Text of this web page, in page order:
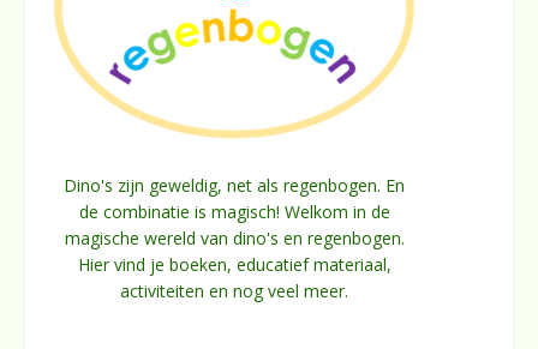
Dino's zijn geweldig, net als regenbogen. En
de combinatie is magisch! Welkom in de
magische wereld van dino's en regenbogen.
Hier vind je boeken, educatief materiaal,
activiteiten en nog veel meer.